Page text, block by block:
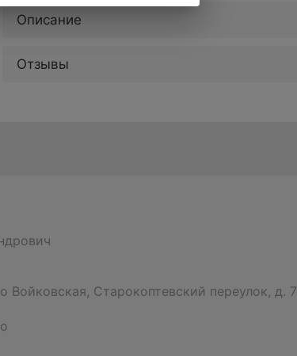
Описание
Отзывы
Войковская, Старокоптевский переулок, д. 7